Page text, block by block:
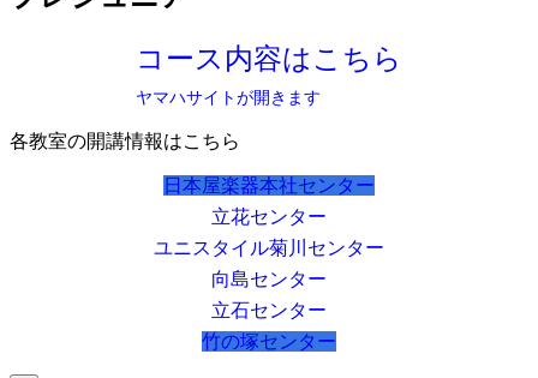
コース内容はこちら
ヤマハサイトが開きます
各教室の開講情報はこちら
日本屋楽器本社センター
立花センター
ユニスタイル菊川センター
向島センター
立石センター
竹の塚センター